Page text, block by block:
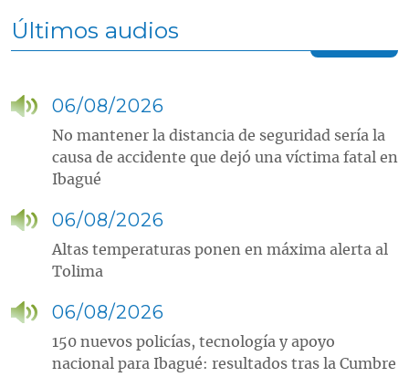
Últimos audios
06/08/2026
No mantener la distancia de seguridad sería la
causa de accidente que dejó una víctima fatal en
Ibagué
06/08/2026
Altas temperaturas ponen en máxima alerta al
Tolima
06/08/2026
150 nuevos policías, tecnología y apoyo
nacional para Ibagué: resultados tras la Cumbre